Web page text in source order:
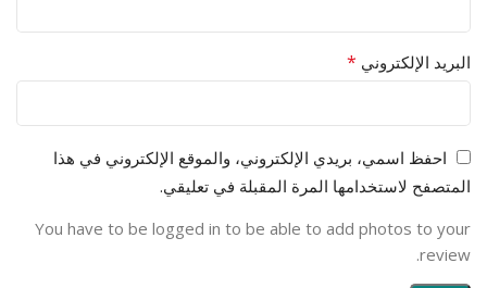
البريد الإلكتروني *
احفظ اسمي، بريدي الإلكتروني، والموقع الإلكتروني في هذا
المتصفح لاستخدامها المرة المقبلة في تعليقي.
You have to be logged in to be able to add photos to your
review.